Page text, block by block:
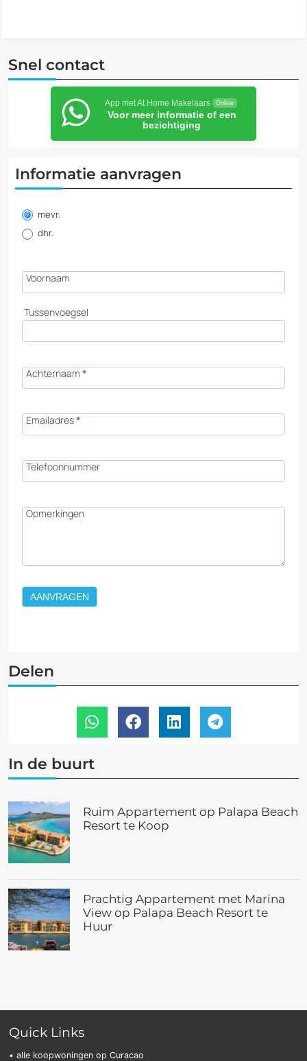
Snel contact
App met At Home Makelaars Online
Voor meer informatie of een
bezichtiging
Informatie aanvragen
aanvragen
mevr.
dhr.
Voornaam
Tussenvoegsel
Achternaam *
Emailadres*
Telefoonnummer
Opmerkingen
AANVRAGEN
Delen
In de buurt
Ruim Appartement op Palapa Beach
Resort te Koop
Prachtig Appartement met Marina
View op Palapa Beach Resort te
Huur
Quick Links
• alle koopwoningen op Curacao